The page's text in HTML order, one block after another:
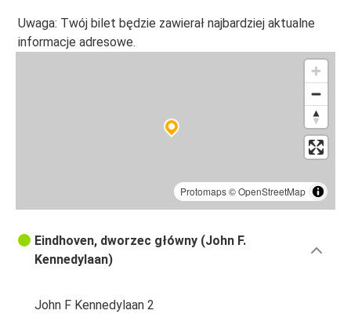
Uwaga: Twój bilet będzie zawierał najbardziej aktualne
informacje adresowe.
Protomaps©OpenStreetMap
Eindhoven, dworzec główny (John F.
Kennedylaan)
John F Kennedylaan 2